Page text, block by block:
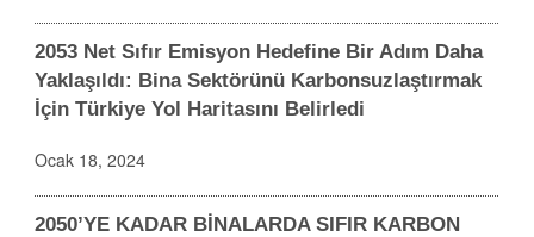
2053 Net Sıfır Emisyon Hedefine Bir Adım Daha
Yaklaşıldı: Bina Sektörünü Karbonsuzlaştırmak
İçin Türkiye Yol Haritasını Belirledi
Ocak 18, 2024
2050’YE KADAR BİNALARDA SIFIR KARBON